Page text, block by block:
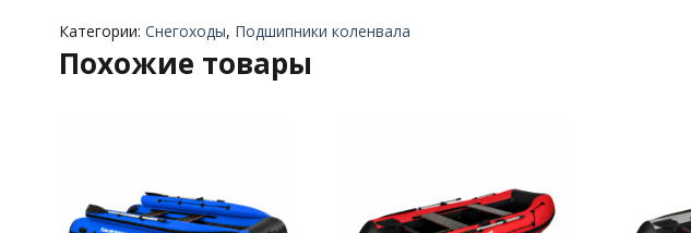
Категории: Снегоходы, Подшипники коленвала
Похожие товары